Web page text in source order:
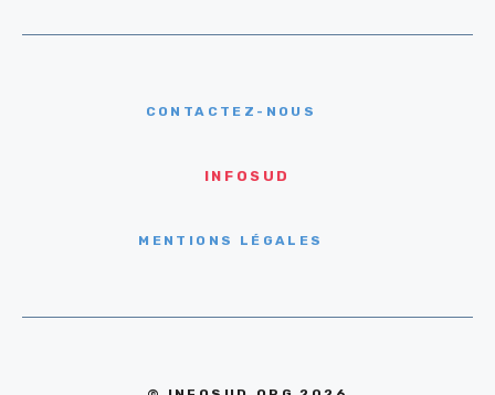
CONTACTEZ-NOUS
INFOSUD
MENTIONS LÉGALES